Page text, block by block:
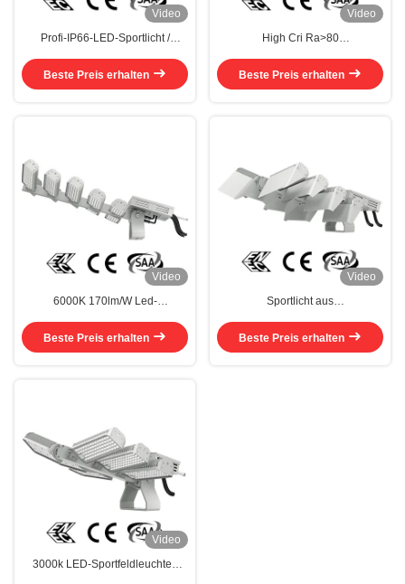
Video
Profi-IP66-LED-Sportlicht /
Beste Preis erhalten
Video
High Cri Ra>80
Beste Preis erhalten
Video
6000K 170lm/W Led-
Beste Preis erhalten
Video
Sportlicht aus
Beste Preis erhalten
Video
3000k LED-Sportfeldleuchten